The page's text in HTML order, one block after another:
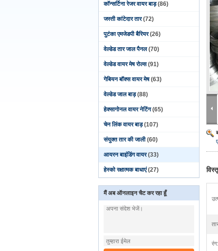
कॉन्सर्टिना रेजर वायर बाड़ (86)
जस्ती कांटेदार तार (72)
पुटंका एमजेडपी बैरियर (26)
वेल्डेड तार जाल पैनल (70)
वेल्डेड वायर मेष रोल्स (91)
गेबियन बॉक्स वायर मेष (63)
वेल्डेड जाल बाड़ (88)
हेक्सागोनल वायर नेटिंग (65)
चेन लिंक वायर बाड़ (107)
संयुक्त तार की जाली (60)
आयरन बाइंडिंग वायर (33)
हेस्को रक्षात्मक बाधाएं (27)
मैं अब ऑनलाइन चैट कर रहा हूँ
रंग: